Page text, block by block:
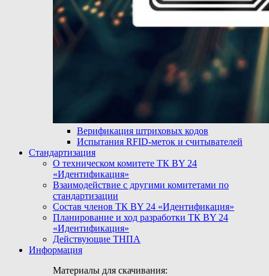
Верификация штриховых кодов
Испытания RFID-меток и считывателей
Стандартизация
О техническом комитете ТК BY 24
«Идентификация»
Взаимодействие с другими комитетами по
стандартизации
Состав членов ТК BY 24 «Идентификация»
Планирование и ход разработки ТК BY 24
«Идентификация»
Действующие ТНПА
Информация
Материалы для скачивания: